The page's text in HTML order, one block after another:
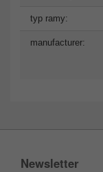
typ ramy:
manufacturer:
Newsletter